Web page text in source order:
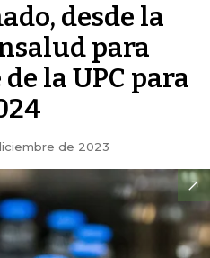
desde la
para
la UPC para
de 2023